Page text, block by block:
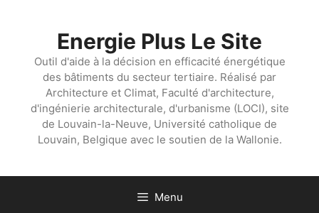
Energie Plus Le Site
Outil d'aide à la décision en efficacité énergétique
des bâtiments du secteur tertiaire. Réalisé par
Architecture et Climat, Faculté d'architecture,
d'ingénierie architecturale, d'urbanisme (LOCI), site
de Louvain-la-Neuve, Université catholique de
Louvain, Belgique avec le soutien de la Wallonie.
Menu